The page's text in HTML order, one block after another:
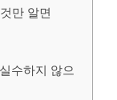
만 알면
수하지 않으